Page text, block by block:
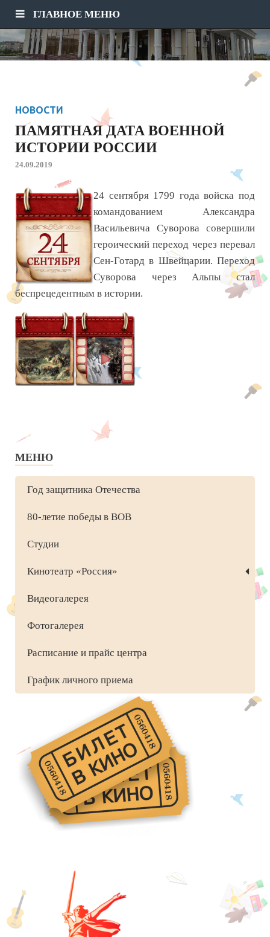
ГЛАВНОЕ МЕНЮ
НОВОСТИ
ПАМЯТНАЯ ДАТА ВОЕННОЙ
ИСТОРИИ РОССИИ
24.09.2019
24 сентября 1799 года войска под
командованием Александра
Васильевича Суворова совершили
героический переход через перевал
Сен-Готард в Швейцарии. Переход
Суворова через Альпы стал
беспрецедентным в истории.
МЕНЮ
Год защитника Отечества
80-летие победы в ВОВ
Студии
Кинотеатр «Россия»
Видеогалерея
Фотогалерея
Расписание и прайс центра
График личного приема